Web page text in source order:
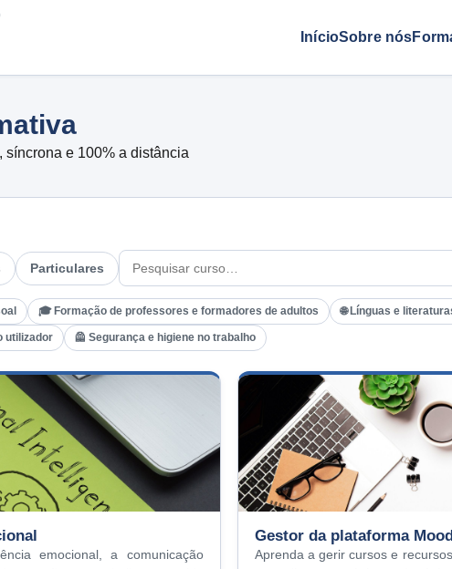
InícioSobre nós
síncrona e 100% a distância
Particulares
🎓 Formação de professores e formadores de adultos 🌐 Línguas e
utilizador 🦺 Segurança e higiene no trabalho
emocional, a comunicação
Gestor da plataforma
Aprenda a gerir cursos e